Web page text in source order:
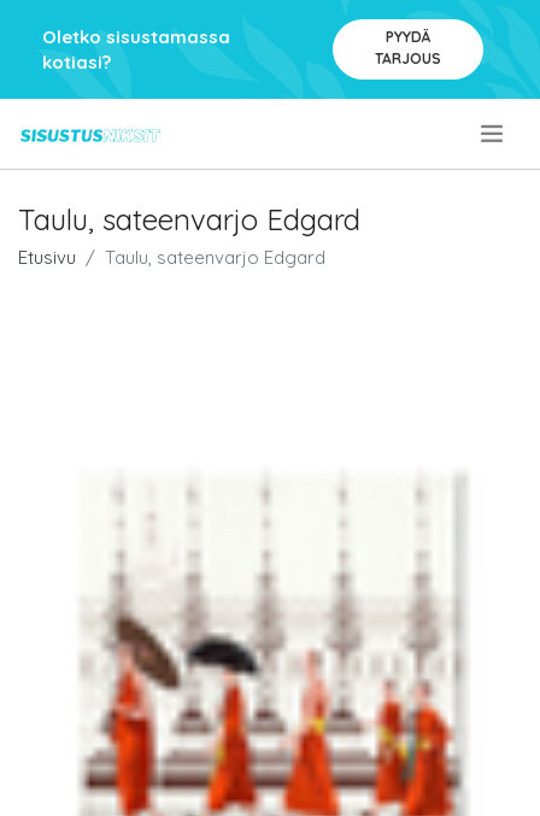
Oletko sisustamassa
kotiasi?
PYYDÄ
TARJOUS
Taulu, sateenvarjo Edgard
Etusivu Taulu, sateenvarjo Edgard